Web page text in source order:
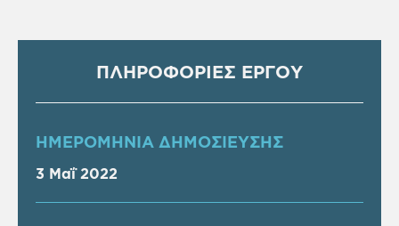
ΠΛΗΡΟΦΟΡΙΕΣ ΕΡΓΟΥ
ΗΜΕΡΟΜΗΝΙΑ ΔΗΜΟΣΙΕΥΣΗΣ
3 Μαΐ 2022